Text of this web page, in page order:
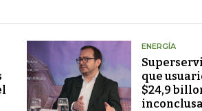
ENERGÍA
que
$24,9